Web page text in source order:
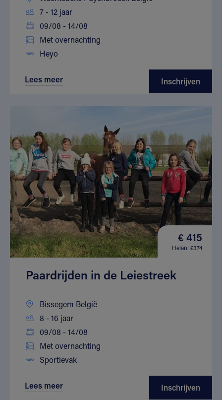
7 - 12 jaar
09/08 - 14/08
Met overnachting
Heyo
Lees meer Inschrijven
€ 415
Helan: €374
Paardrijden in de Leiestreek
Bissegem België
8 - 16 jaar
09/08 - 14/08
Met overnachting
Sportievak
Lees meer Inschrijven